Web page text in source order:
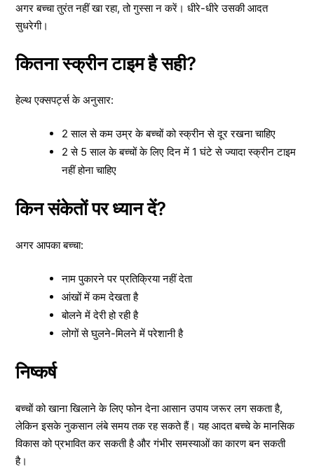
अगर बच्चा तुरंत नहीं खा रहा, तो गुस्सा न करें। धीरे-धीरे उसकी आदत
सुधरेगी।
कितना स्क्रीन टाइम है सही?
हेल्थ एक्सपर्ट्स के अनुसार:
2 साल से कम उम्र के बच्चों को स्क्रीन से दूर रखना चाहिए
2 से 5 साल के बच्चों के लिए दिन में 1 घंटे से ज्यादा स्क्रीन टाइम
नहीं होना चाहिए
किन संकेतों पर ध्यान दें?
अगर आपका बच्चा:
नाम पुकारने पर प्रतिक्रिया नहीं देता
आंखों में कम देखता है
बोलने में देरी हो रही है
लोगों से घुलने-मिलने में परेशानी है
निष्कर्ष
बच्चों को खाना खिलाने के लिए फोन देना आसान उपाय जरूर लग सकता है,
लेकिन इसके नुकसान लंबे समय तक रह सकते हैं। यह आदत बच्चे के मानसिक
विकास को प्रभावित कर सकती है और गंभीर समस्याओं का कारण बन सकती
है।